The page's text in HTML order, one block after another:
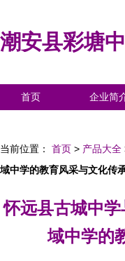
潮安县彩塘
首页 企业简
当前位置： 首页 > 产品大全
域中学的教育风采与文化传
怀远县古城中
域中学的